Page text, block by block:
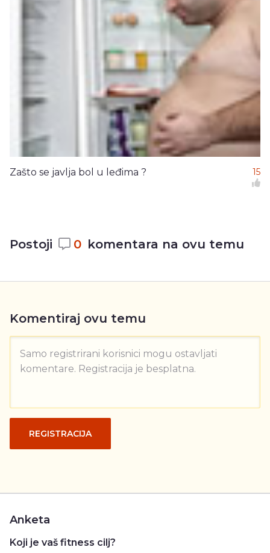
Zašto se javlja bol u leđima ? 15
Postoji 0 komentara na ovu temu
Komentiraj ovu temu
Samo registrirani korisnici mogu ostavljati
komentare. Registracija je besplatna.
REGISTRACIJA
Anketa
Koji je vaš fitness cilj?